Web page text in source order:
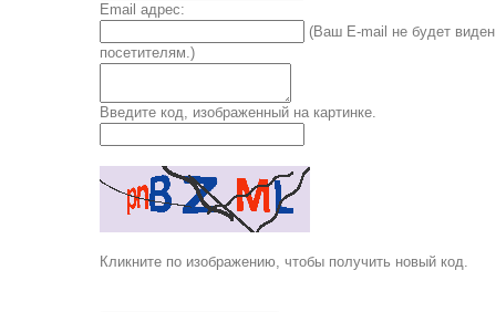
Email адрес:
(Ваш E-mail не будет виден
посетителям.)
Введите код, изображенный на картинке.
Кликните по изображению, чтобы получить новый код.